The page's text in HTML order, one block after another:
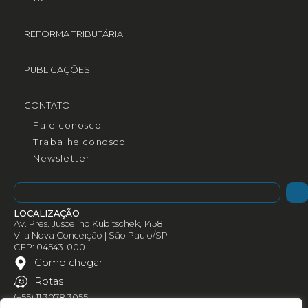
REFORMA TRIBUTÁRIA
PUBLICAÇÕES
CONTATO
Fale conosco
Trabalhe conosco
Newsletter
LOCALIZAÇÃO
Av. Pres. Juscelino Kubitschek, 1458
Vila Nova Conceição | São Paulo/SP
CEP: 04543-000
Como chegar
Rotas
(+55) 11 3078 3055